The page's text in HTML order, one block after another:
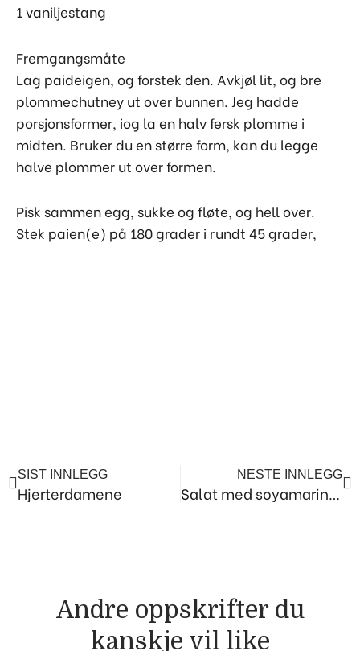
1 vaniljestang
Fremgangsmåte
Lag paideigen, og forstek den. Avkjøl lit, og bre
plommechutney ut over bunnen. Jeg hadde
porsjonsformer, iog la en halv fersk plomme i
midten. Bruker du en større form, kan du legge
halve plommer ut over formen.
Pisk sammen egg, sukke og fløte, og hell over.
Stek paien(e) på 180 grader i rundt 45 grader,
SIST INNLEGG
Hjerterdamene
NESTE INNLEGG
Salat med soyamarinert kylling, feta og vannmelon
Andre oppskrifter du
kanskje vil like